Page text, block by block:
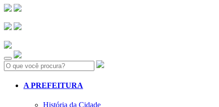
Search:
A PREFEITURA
História da Cidade